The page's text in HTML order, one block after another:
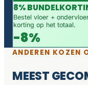
8%
Bestel vloer +
korting op het totaal.
-8%
ANDEREN KOZEN
MEEST